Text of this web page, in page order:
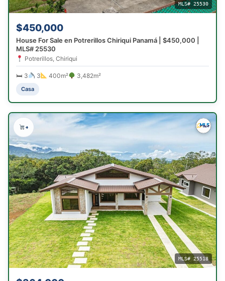
MLS# 25530
$450,000
House For Sale en Potrerillos Chiriqui Panamá | $450,000 |
MLS# 25530
Potrerillos, Chiriqui
🛏 3 3 400m² 3,482m²
Casa
MLS# 25518
+